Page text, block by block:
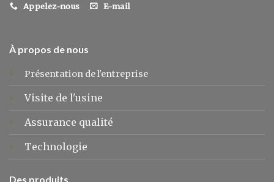
Appelez-nous E-mail
À propos de nous
Présentation de l'entreprise
Visite de l'usine
Assurance qualité
Technologie
Des produits